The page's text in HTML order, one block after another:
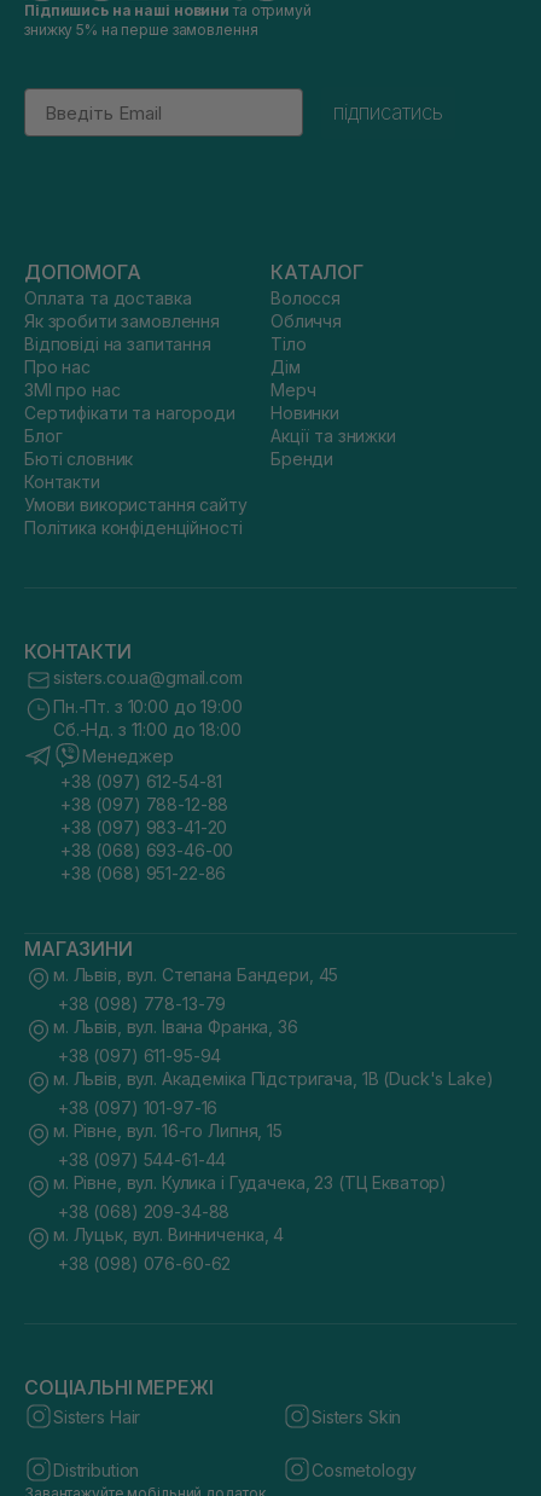
Підпишись на наші новини та отримуй
знижку 5% на перше замовлення
Email
підписатись
ДОПОМОГА
Оплата та доставка
Як зробити замовлення
Відповіді на запитання
Про нас
ЗМІ про нас
Сертифікати та нагороди
Блог
Бюті словник
Контакти
Умови використання сайту
Політика конфіденційності
КАТАЛОГ
Волосся
Обличчя
Тіло
Дім
Мерч
Новинки
Акції та знижки
Бренди
КОНТАКТИ
sisters.co.ua@gmail.com
Пн.-Пт. з 10:00 до 19:00
Сб.-Нд. з 11:00 до 18:00
Менеджер
+38 (097) 612-54-81
+38 (097) 788-12-88
+38 (097) 983-41-20
+38 (068) 693-46-00
+38 (068) 951-22-86
МАГАЗИНИ
м. Львів, вул. Степана Бандери, 45
+38 (098) 778-13-79
м. Львів, вул. Івана Франка, 36
+38 (097) 611-95-94
м. Львів, вул. Академіка Підстригача, 1В (Duck's Lake)
+38 (097) 101-97-16
м. Рівне, вул. 16-го Липня, 15
+38 (097) 544-61-44
м. Рівне, вул. Кулика і Гудачека, 23 (ТЦ Екватор)
+38 (068) 209-34-88
м. Луцьк, вул. Винниченка, 4
+38 (098) 076-60-62
СОЦІАЛЬНІ МЕРЕЖІ
Sisters Hair Sisters Skin
Distribution Cosmetology